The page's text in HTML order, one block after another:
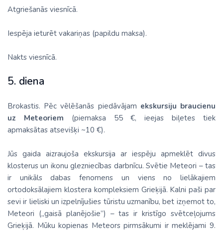
Atgriešanās viesnīcā.
Iespēja ieturēt vakariņas (papildu maksa).
Nakts viesnīcā.
5. diena
Brokastis. Pēc vēlēšanās piedāvājam ekskursiju braucienu
uz Meteoriem (piemaksa 55 €, ieejas biļetes tiek
apmaksātas atsevišķi ~10 €).
Jūs gaida aizraujoša ekskursija ar iespēju apmeklēt divus
klosterus un ikonu glezniecības darbnīcu. Svētie Meteori – tas
ir unikāls dabas fenomens un viens no lielākajiem
ortodoksālajiem klostera kompleksiem Grieķijā. Kalni paši par
sevi ir lieliski un izpelnījušies tūristu uzmanību, bet izņemot to,
Meteori („gaisā planējošie”) – tas ir kristīgo svētceļojums
Grieķijā. Mūku kopienas Meteors pirmsākumi ir meklējami 9.